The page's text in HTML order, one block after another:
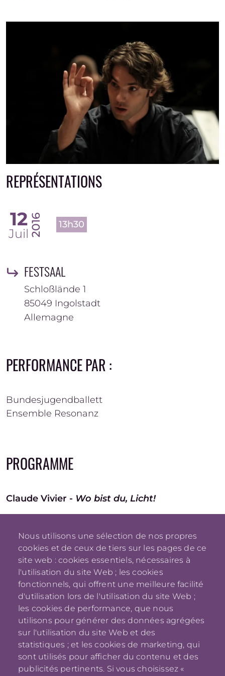
REPRÉSENTATIONS
12
Juil 2016 13h30
FESTSAAL
Schloßlände 1
85049 Ingolstadt
Allemagne
PERFORMANCE PAR :
Bundesjugendballett
Ensemble Resonanz
PROGRAMME
Claude Vivier - Wo bist du, Licht!
Claude Vivier - Zipangu
"Enlightened Child"
Ballet de la chorégraphe Natalia Horecna
Nous utilisons une sélection de nos propres
cookies et de ceux de tiers sur les pages de ce
site web : cookies essentiels, nécessaires à
l'utilisation du site Web ; les cookies
fonctionnels, qui offrent une meilleure facilité
d'utilisation lors de l'utilisation du site Web ;
les cookies de performance, que nous
utilisons pour générer des données agrégées
sur l'utilisation du site Web et des
statistiques ; et les cookies de marketing, qui
sont utilisés pour afficher du contenu et des
publicités pertinents. Si vous choisissez «